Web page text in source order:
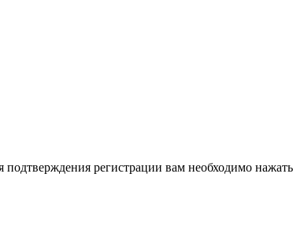
регистрации вам необходимо